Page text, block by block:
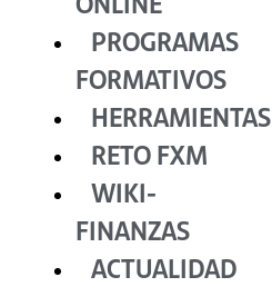
PROGRAMAS
FORMATIVOS
HERRAMIENTAS
RETO FXM
WIKI-
FINANZAS
ACTUALIDAD